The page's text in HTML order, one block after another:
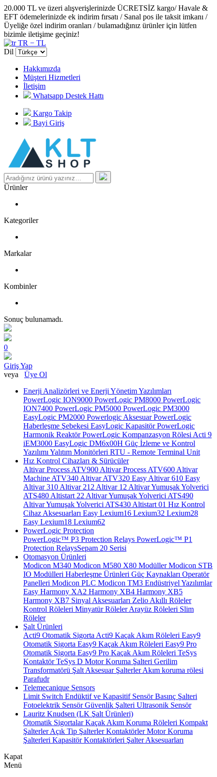
20.000 TL ve üzeri alışverişlerinizde ÜCRETSİZ kargo/ Havale &
EFT ödemelerinizde ek indirim fırsatı / Sanal pos ile taksit imkanı /
Üyeliğe özel indirim oranları / bulamadığınız ürünler için lütfen
bizimle iletişime geçiniz!
TR − TL
Dil
Hakkımızda
Müşteri Hizmetleri
İletişim
Whatsapp Destek Hattı
Kargo Takip
Bayi Giriş
Ürünler
Kategoriler
Markalar
Kombinler
Sonuç bulunamadı.
0
Giriş Yap
veya Üye Ol
Enerji Analizörleri ve Enerji Yönetim Yazılımları
PowerLogic ION9000 PowerLogic PM8000 PowerLogic
ION7400 PowerLogic PM5000 PowerLogic PM3000
EasyLogic PM2000 Powerlogic AksesuarPowerLogic
Haberleşme Şebekesi EasyLogic KapasitörPowerLogic
Harmonik ReaktörPowerLogic Kompanzasyon Rölesi Acti 9
iEM3000 EasyLogic DM6x00H Güç İzleme ve Kontrol
Yazılımı Yalıtım Monitörleri RTU - Remote Terminal Unit
Hız Kontrol Cihazları & Sürücüler
Altivar Process ATV900 Altivar Process ATV600 Altivar
Machine ATV340 Altivar ATV320 Easy Altivar 610 Easy
Altivar 310 Altivar 212 Altivar 12 Altivar Yumuşak Yolverici
ATS480 Altistart 22 Altivar Yumuşak Yolverici ATS490
Altivar Yumuşak Yolverici ATS430 Altistart 01 Hız Kontrol
Cihaz Aksesuarları Easy Lexium16 Lexium32 Lexium28
Easy Lexium18 Lexium62
PowerLogic Protection
PowerLogic™ P3 Protection Relays PowerLogic™ P1
Protection Relays​Sepam 20 Serisi
Otomasyon Ürünleri
Modicon M340 Modicon M580 X80 ModüllerModicon STB
IO Modülleri Haberleşme Ürünleri Güç Kaynakları Operatör
Panelleri Modicon PLC Modicon TM3 Endüstriyel Yazılımlar
Easy Harmony XA2 Harmony XB4 Harmony XB5
Harmony XB7 Sinyal Aksesuarları Zelio Akıllı Röleler
Kontrol Röleleri Minyatür RölelerArayüz Röleleri Slim
Röleler
Şalt Ürünleri
Acti9 Otomatik Sigorta Acti9 Kaçak Akım Röleleri Easy9
Otomatik Sigorta Easy9 Kaçak Akım Röleleri Easy9 Pro
Otomatik Sigorta Easy9 Pro Kaçak Akım Röleleri TeSys
KontaktörTeSys D Motor Koruma Şalteri Gerilim
Transformatörü Şalt Aksesuar ŞalterlerAkım koruma rölesi
Parafudr
Telemecanique Sensors
Limit Switch Endüktif ve Kapasitif SensörBasınç Şalteri
Fotoelektrik SensörGüvenlik Şalteri Ultrasonik Sensör
Lauritz Knudsen (LK Şalt Ürünleri)
Otomatik SigortalarKaçak Akım Koruma Röleleri Kompakt
ŞalterlerAçık Tip ŞalterlerKontaktörlerMotor Koruma
Şalterleri Kapasitör Kontaktörleri Şalter Aksesuarları
Kapat
Menü